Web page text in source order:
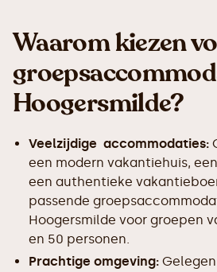
Waarom kiezen
Hoogersmilde?
Veelzijdige accommodaties:
een modern vakantiehuis,
een authentieke
passende
Hoogersmilde voor groepen
en 50 personen.
Prachtige omgeving: